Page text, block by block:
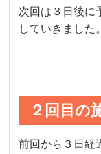
次回は３日後に
していきました。
２回目の
前回から３日経